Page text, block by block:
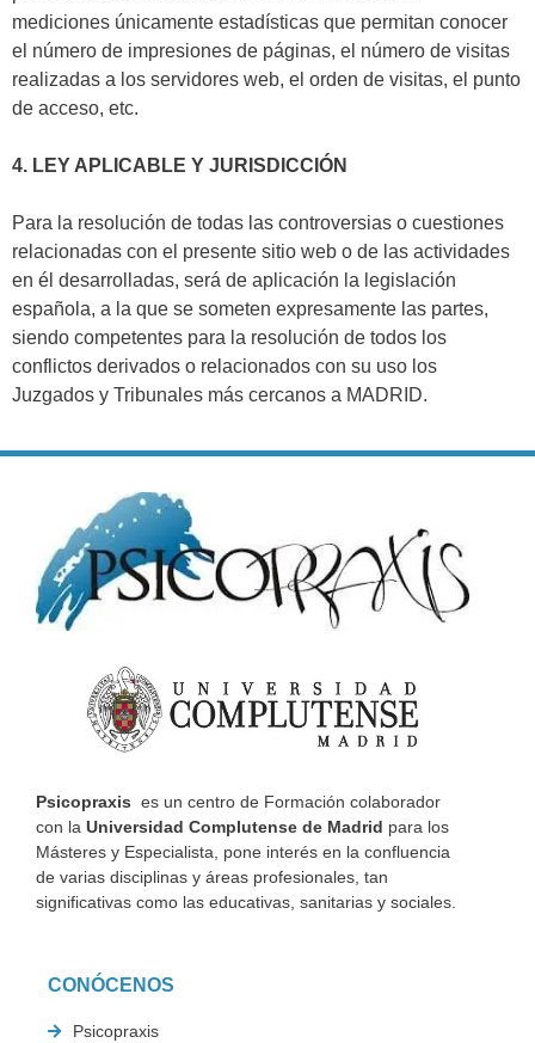
mediciones únicamente estadísticas que permitan conocer
el número de impresiones de páginas, el número de visitas
realizadas a los servidores web, el orden de visitas, el punto
de acceso, etc.
4. LEY APLICABLE Y JURISDICCIÓN
Para la resolución de todas las controversias o cuestiones
relacionadas con el presente sitio web o de las actividades
en él desarrolladas, será de aplicación la legislación
española, a la que se someten expresamente las partes,
siendo competentes para la resolución de todos los
conflictos derivados o relacionados con su uso los
Juzgados y Tribunales más cercanos a MADRID.
Psicopraxis es un centro de Formación colaborador
con la Universidad Complutense de Madrid para los
Másteres y Especialista, pone interés en la confluencia
de varias disciplinas y áreas profesionales, tan
significativas como las educativas, sanitarias y sociales.
CONÓCENOS
Psicopraxis